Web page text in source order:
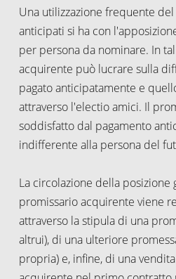
Una utilizzazione frequente
anticipati si ha con
per persona da nominare. In
acquirente può lucrare sulla
pagato anticipatamente e
attraverso l'electio amici. Il
soddisfatto dal pagamento
indifferente alla persona del
La circolazione della posizione
promissario acquirente viene
attraverso la stipula di una
altrui), di una ulteriore
propria) e, infine, di una